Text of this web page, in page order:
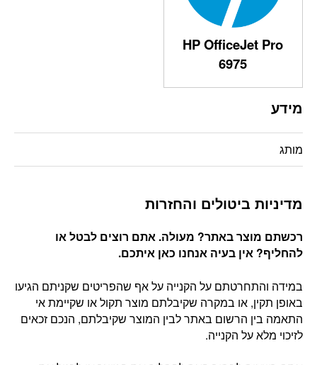
HP OfficeJet Pro
6975
מידע
מותג
מדיניות ביטולים והחזרות
רכשתם מוצר באתר? מעולה. אתם רוצים לבטל או
להחליף? אין בעיה אנחנו כאן איתכם.
במידה והתחרטתם על הקנייה על אף שהפריטים שקניתם הגיעו
באופן תקין, או במקרה שקיבלתם מוצר תקול או שקיימת אי
התאמה בין הרשום באתר לבין המוצר שקיבלתם, הנכם זכאים
לזיכוי מלא על הקנייה.